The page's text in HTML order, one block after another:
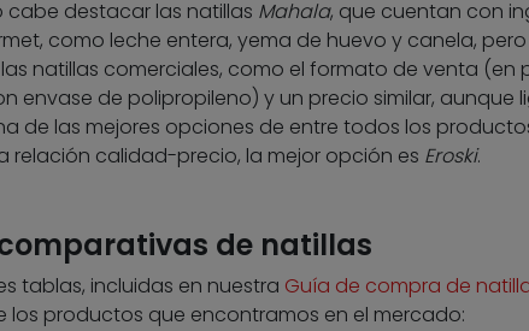
cabe destacar las natillas Mahala, que cuentan con
como leche entera, yema de huevo y canela,
natillas comerciales, como el formato de venta (en
envase de polipropileno) y un precio similar, aunque
de las mejores opciones de entre todos los
relación calidad-precio, la mejor opción es Eroski.
de natillas
tablas, incluidas en nuestra Guía de compra de
los productos que encontramos en el mercado: